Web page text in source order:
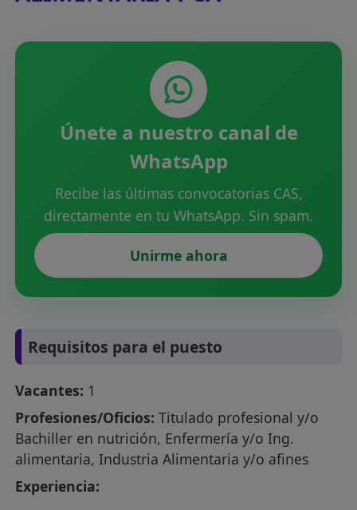
Únete a nuestro canal de
WhatsApp
Recibe las últimas convocatorias CAS,
directamente en tu WhatsApp. Sin spam.
Unirme ahora
Requisitos para el puesto
Vacantes: 1
Profesiones/Oficios: Titulado profesional y/o
Bachiller en nutrición, Enfermería y/o Ing.
alimentaria, Industria Alimentaria y/o afines
Experiencia: